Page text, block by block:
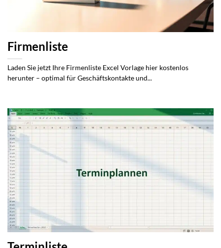
Firmenliste
Laden Sie jetzt Ihre Firmenliste Excel Vorlage hier kostenlos
herunter – optimal für Geschäftskontakte und...